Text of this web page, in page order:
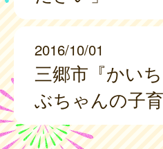
2016/10/01
三郷市『かい
ぶちゃんの子